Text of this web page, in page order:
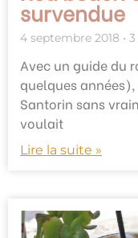
survendue
4 septembre 2018
Avec un guide du
quelques
Santorin sans
voulait
Lire la suite »